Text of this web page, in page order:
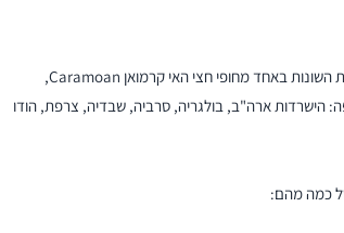
הזדמנות מעולה להכיר מקרוב גם את הלוקשיין בו התבצעו הצילומים של תוכניות הישרדות השונות באחד מחופי חצי האי קרמואן Caramoan,
הישרדות ארה"ב, בולגריה, סרביה, שבדיה, צרפת, הודו
כמה מהם: